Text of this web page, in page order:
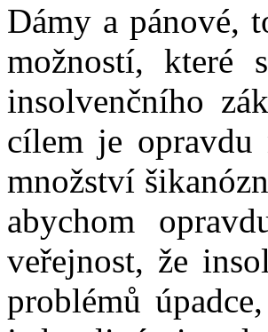
Dámy a pánové,
možností, které
insolvenčního
cílem je opravdu
množství
abychom
veřejnost, že
problémů